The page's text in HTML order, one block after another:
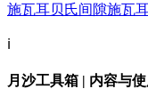
施瓦耳贝氏间隙施瓦
ℹ️
月沙工具箱 | 内容与